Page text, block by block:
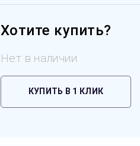
Хотите купить?
Нет в наличии
КУПИТЬ В 1 КЛИК